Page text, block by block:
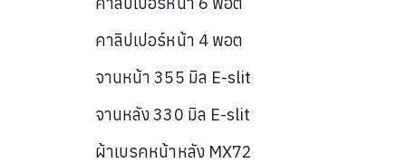
คาลิปเปอร์หน้า 4 พอต
จานหน้า 355 มิล E-slit
จานหลัง 330 มิล E-slit
ผ้าเบรคหน้าหลัง MX72